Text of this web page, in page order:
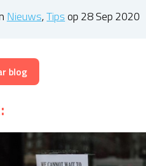
Nieuws,Tipsop 28 Sep 2020
blog